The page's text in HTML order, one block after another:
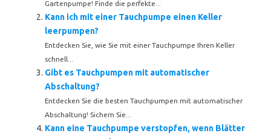
Gartenpumpe! Finde die perfekte...
Kann ich mit einer Tauchpumpe einen Keller
leerpumpen?
Entdecken Sie, wie Sie mit einer Tauchpumpe Ihren Keller
schnell...
Gibt es Tauchpumpen mit automatischer
Abschaltung?
Entdecken Sie die besten Tauchpumpen mit automatischer
Abschaltung! Sichern Sie...
Kann eine Tauchpumpe verstopfen, wenn Blätter